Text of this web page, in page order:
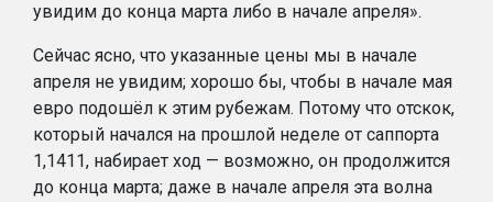
увидим до конца марта либо в начале апреля».
Сейчас ясно, что указанные цены мы в начале
апреля не увидим; хорошо бы, чтобы в начале мая
евро подошёл к этим рубежам. Потому что отскок,
который начался на прошлой неделе от саппорта
1,1411, набирает ход — возможно, он продолжится
до конца марта; даже в начале апреля эта волна